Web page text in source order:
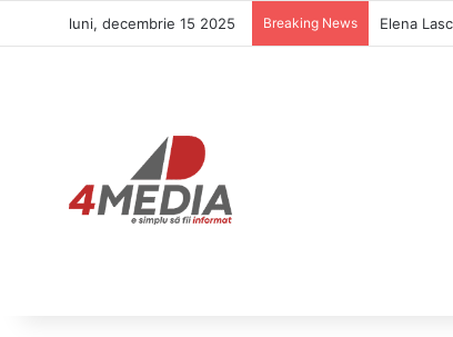
luni, decembrie 15 2025 Breaking News Elena